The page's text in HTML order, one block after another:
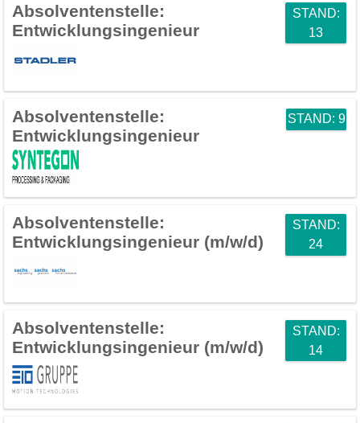
Absolventenstelle:
Entwicklungsingenieur
STAND:
13
Absolventenstelle:
Entwicklungsingenieur
STAND: 9
Absolventenstelle:
Entwicklungsingenieur (m/w/d)
STAND:
24
Absolventenstelle:
Entwicklungsingenieur (m/w/d)
STAND:
14